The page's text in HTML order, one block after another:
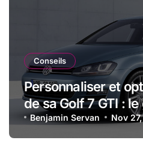
Conseils
Personnaliser et
de sa Golf 7 GTI :
Benjamin Servan Nov